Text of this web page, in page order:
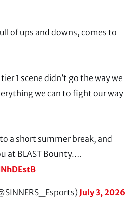
of ups and downs, comes to
1 scene didn’t go the way we
we can to fight our way
a short summer break, and
at BLAST Bounty.…
July 3, 2026